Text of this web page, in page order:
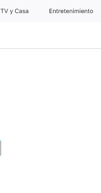
TV y Casa Entretenimiento